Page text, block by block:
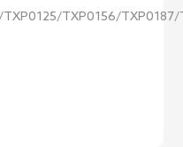
TXP0156/TXP0187/